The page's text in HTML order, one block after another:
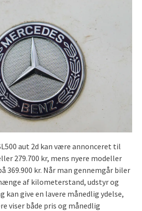
aut 2d kan være annonceret til
279.700 kr, mens nyere modeller
kr. Når man gennemgår biler
af kilometerstand, udstyr og
kan give en lavere månedlig ydelse,
viser både pris og månedlig